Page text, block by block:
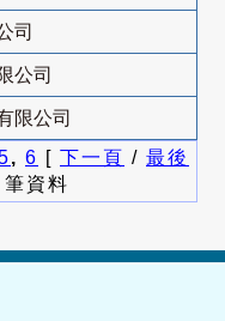
司
公司
限公司
, 6 [ 下一頁 / 最後
筆資料